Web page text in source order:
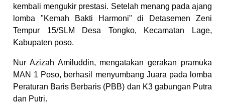
kembali mengukir prestasi. Setelah menang pada ajang
lomba "Kemah Bakti Harmoni" di Detasemen Zeni
Tempur 15/SLM Desa Tongko, Kecamatan Lage,
Kabupaten poso.
Nur Azizah Amiluddin, mengatakan gerakan pramuka
MAN 1 Poso, berhasil menyumbang Juara pada lomba
Peraturan Baris Berbaris (PBB) dan K3 gabungan Putra
dan Putri.